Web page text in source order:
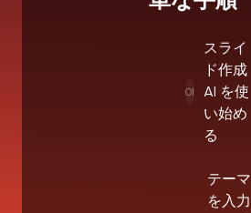
01
スライ
ド作成
AI を使
い始め
る
テーマ
を入力